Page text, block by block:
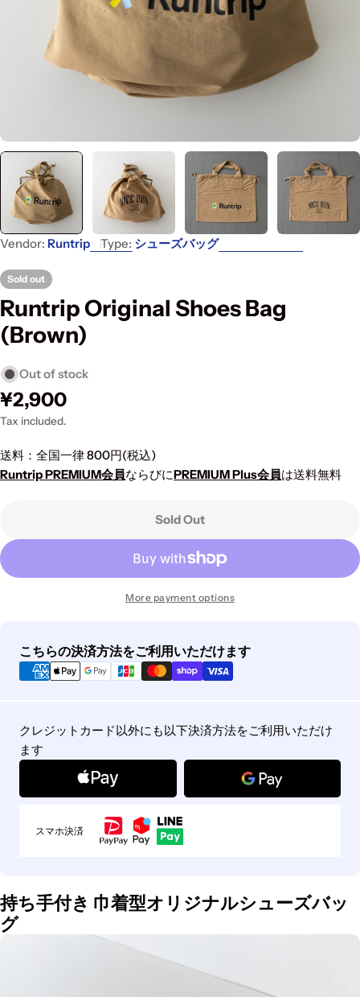
Vendor: Runtrip Type: シューズバッグ
Sold out
Runtrip Original Shoes Bag
(Brown)
Out of stock
Regular
price
¥2,900
Tax included.
送料：全国一律 800円(税込)
Runtrip PREMIUM会員ならびにPREMIUM Plus会員は送料無料
Sold Out
More payment options
こちらの決済方法をご利用いただけます
Payment
methods
クレジットカード以外にも以下決済方法をご利用いただけ
ます
スマホ決済
持ち手付き 巾着型オリジナルシューズバッ
グ